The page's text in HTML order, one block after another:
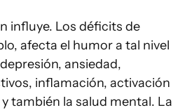
influye. Los déficits de
afecta el humor a tal nivel
ansiedad,
inflamación, activación
también la salud mental. La